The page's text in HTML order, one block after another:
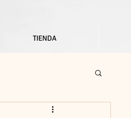
TIENDA